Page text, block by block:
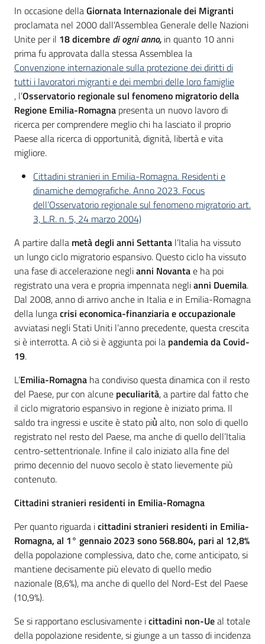
Introduzione
In occasione dellaGiornata Internazionale dei Migranti
proclamata nel 2000 dall’Assemblea Generale delle Nazioni
Unite per il 18 dicembre di ogni anno, in quanto 10 anni
prima fu approvata dalla stessa Assemblea la
Convenzione internazionale sulla protezione dei diritti di
tutti i lavoratori migranti e dei membri delle loro famiglie
, l’Osservatorio regionale sul fenomeno migratorio della
Regione Emilia-Romagna presenta un nuovo lavoro di
ricerca per comprendere meglio chi ha lasciato il proprio
Paese alla ricerca di opportunità, dignità, libertà e vita
migliore.
Cittadini stranieri in Emilia-Romagna. Residenti e
dinamiche demografiche. Anno 2023. Focus
dell’Osservatorio regionale sul fenomeno migratorio art.
3, L.R. n. 5, 24 marzo 2004)
A partire dalla metà degli anni Settanta l’Italia ha vissuto
un lungo ciclo migratorio espansivo. Questo ciclo ha vissuto
una fase di accelerazione neglianni Novantae ha poi
registrato una vera e propria impennata neglianni Duemila.
Dal 2008, anno di arrivo anche in Italia e in Emilia-Romagna
della lungacrisi economica-finanziaria e occupazionale
avviatasi negli Stati Uniti l’anno precedente, questa crescita
si è interrotta. A ciò si è aggiunta poi la pandemia da Covid-
19.
L’Emilia-Romagna ha condiviso questa dinamica con il resto
del Paese, pur con alcune peculiarità, a partire dal fatto che
il ciclo migratorio espansivo in regione è iniziato prima. Il
saldo tra ingressi e uscite è stato più̀ alto, non solo di quello
registrato nel resto del Paese, ma anche di quello dell’Italia
centro-settentrionale. Infine il calo iniziato alla fine del
primo decennio del nuovo secolo è stato lievemente più
contenuto.
Cittadini stranieri residenti in Emilia-Romagna
Per quanto riguarda icittadini stranieri residenti in Emilia-
Romagna, al 1° gennaio 2023 sono 568.804, pari al 12,8%
della popolazione complessiva, dato che, come anticipato, si
mantiene decisamente più elevato di quello medio
nazionale (8,6%), ma anche di quello del Nord-Est del Paese
(10,9%).
Se si rapportano esclusivamente icittadini non-Ueal totale
della popolazione residente, si giunge a un tasso di incidenza